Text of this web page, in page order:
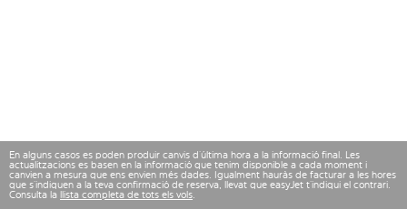
En alguns casos es poden produir canvis d’última hora a la informació final. Les
actualitzacions es basen en la informació que tenim disponible a cada moment i
canvien a mesura que ens envien més dades. Igualment hauràs de facturar a les hores
que s’indiquen a la teva confirmació de reserva, llevat que easyJet t’indiqui el contrari.
Consulta la llista completa de tots els vols.